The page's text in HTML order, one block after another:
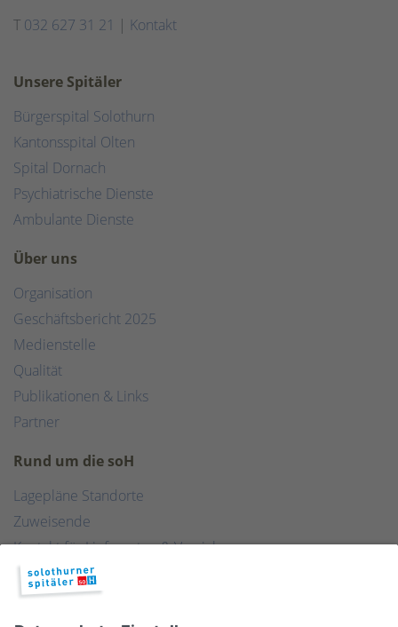
T 032 627 31 21 | Kontakt
Unsere Spitäler
Bürgerspital Solothurn
Kantonsspital Olten
Spital Dornach
Psychiatrische Dienste
Ambulante Dienste
Über uns
Organisation
Geschäftsbericht 2025
Medienstelle
Qualität
Publikationen & Links
Partner
Rund um die soH
Lagepläne Standorte
Zuweisende
Kontakt für Lieferanten & Versicherungen
Zentralwäscherei
HEBSORG